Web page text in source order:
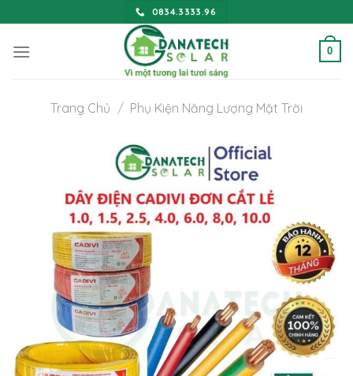
Đến
Nội
0834.3333.96
0
Trang Chủ / Phụ Kiện Năng Lượng Mặt Trời